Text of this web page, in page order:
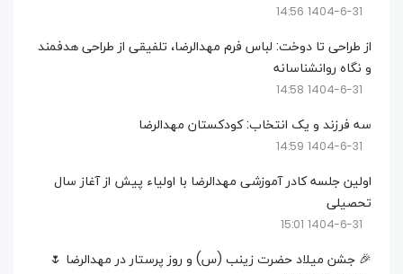
1404-6-31 14:56
از طراحی تا دوخت: لباس فرم مهدالرضا، تلفیقی از طراحی هدفمند
و نگاه روانشناسانه
1404-6-31 14:58
سه فرزند و یک انتخاب: کودکستان مهدالرضا
1404-6-31 14:59
اولین جلسه کادر آموزشی مهدالرضا با اولیاء پیش از آغاز سال
تحصیلی
1404-6-31 15:01
🎉 جشن میلاد حضرت زینب (س) و روز پرستار در مهدالرضا 🌷